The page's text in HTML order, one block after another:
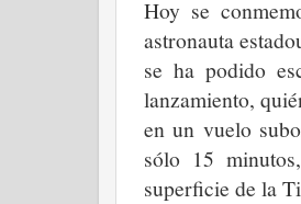
Hoy se
astronauta
se ha podido
lanzamiento,
en un vuelo
sólo 15
superficie de la